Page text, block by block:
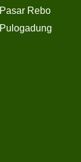
Pasar Rebo
Pulogadung